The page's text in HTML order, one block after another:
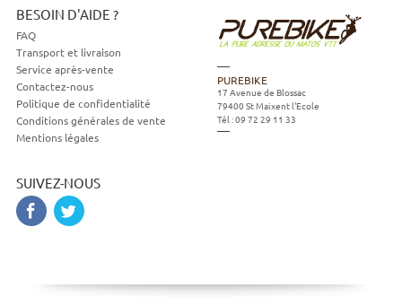
BESOIN D'AIDE ?
FAQ
Transport et livraison
Service après-vente
Contactez-nous
Politique de confidentialité
Conditions générales de vente
Mentions légales
SUIVEZ-NOUS
PUREBIKE
17 Avenue de Blossac
79400 St Maixent l'Ecole
Tél :09 72 29 11 33